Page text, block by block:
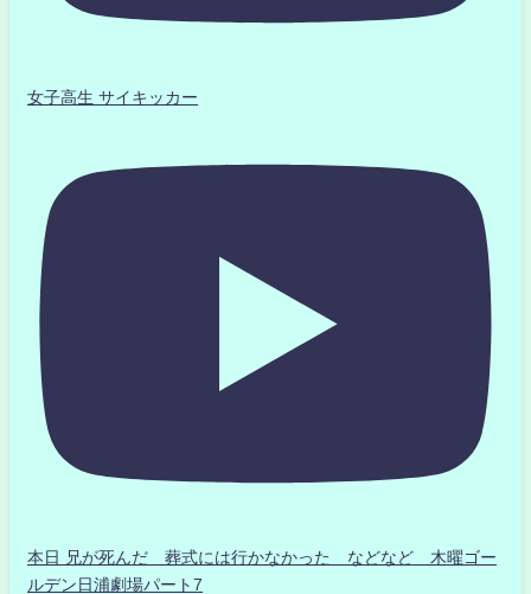
女子高生 サイキッカー
本日 兄が死んだ 葬式には行かなかった などなど 木曜ゴー
ルデン日浦劇場パート7